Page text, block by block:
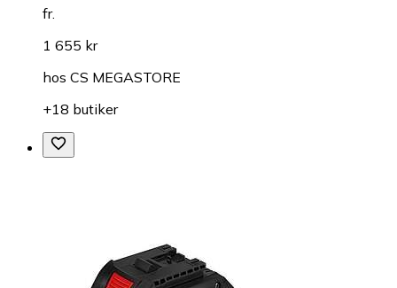
fr.
1 655 kr
hos CS MEGASTORE
+18 butiker